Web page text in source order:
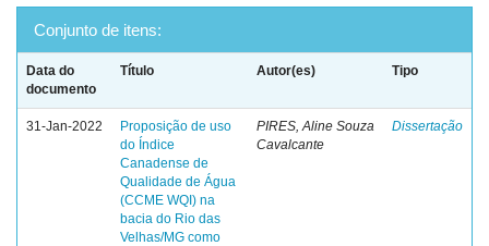
Conjunto de itens:
Data do
documento
Título Autor(es) Tipo
31-Jan-2022
Proposição de uso
do Índice
Canadense de
Qualidade de Água
(CCME WQI) na
bacia do Rio das
Velhas/MG como
PIRES, Aline Souza
Cavalcante
Dissertação